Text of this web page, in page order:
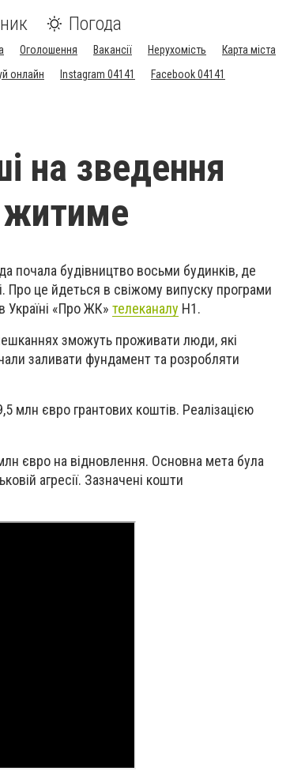
Погода
Оголошення Вакансії Нерухомість
Карта міста
онлайн Instagram 04141 Facebook 04141
на зведення
житиме
почала будівництво восьми будинків, де
Про це йдеться в свіжому випуску програми
Україні «Про ЖК» телеканалу Н1.
зможуть проживати люди, які
заливати фундамент та розробляти
млн євро грантових коштів. Реалізацією
євро на відновлення. Основна мета була
агресії. Зазначені кошти